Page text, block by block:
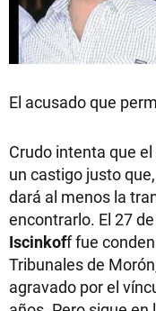
El acusado que
Crudo intenta que
un castigo justo
dará al menos la
encontrarlo. El 27
Iscinkoff fue
Tribunales de
agravado por el